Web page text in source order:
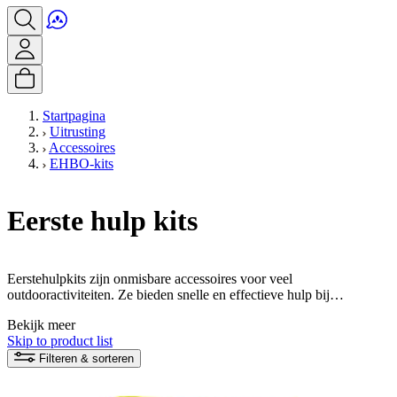
Startpagina
Uitrusting
Accessoires
EHBO-kits
Eerste hulp kits
Eerstehulpkits zijn onmisbare accessoires voor veel
outdooractiviteiten. Ze bieden snelle en effectieve hulp bij
uitrusting. Van kleine zakkits tot uitgebreide kits voor groepen en
gezinnen - hier vindt u de juiste kit voor elke gelegenheid.
Bekijk meer
Skip to product list
Filteren & sorteren